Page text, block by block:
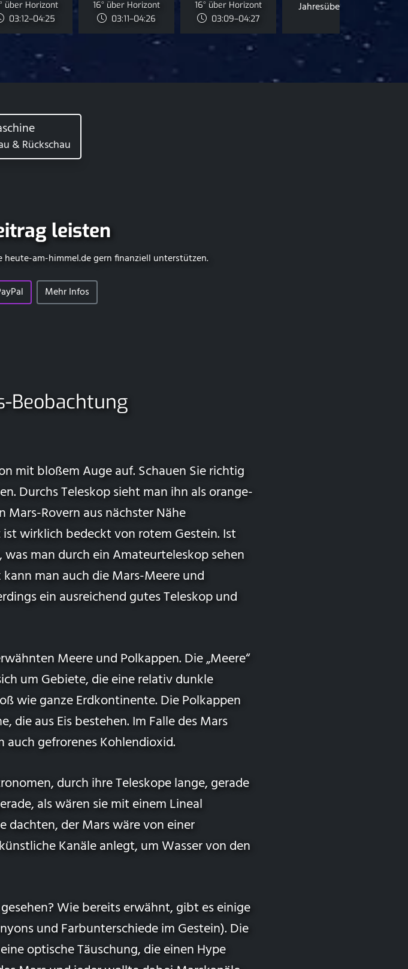
über Horizont
03:12–04:25
16° über Horizont
03:11–04:26
16° über Horizont
03:09–04:27
Jahresüberblick
& Rückschau
leisten
heute-am-himmel.degern finanziell unterstützen.
Mehr Infos
Beobachtung
mit bloßem Auge auf. Schauen Sie richtig
Durchs Teleskop sieht man ihn als orange-
Mars-Rovern aus nächster Nähe
wirklich bedeckt von rotem Gestein. Ist
man durch ein Amateurteleskop sehen
man auch die Mars-Meere und
ein ausreichend gutes Teleskop und
Meere und Polkappen. Die „Meere“
um Gebiete, die eine relativ dunkle
wie ganze Erdkontinente. Die Polkappen
die aus Eis bestehen. Im Falle des Mars
auch gefrorenes Kohlendioxid.
durch ihre Teleskope lange, gerade
als wären sie mit einem Lineal
dachten, der Mars wäre von einer
Kanäle anlegt, um Wasser von den
Wie bereits erwähnt, gibt es einige
und Farbunterschiede im Gestein). Die
optische Täuschung, die einen Hype